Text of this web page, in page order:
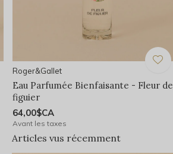
Roger&Gallet
Eau Parfumée Bienfaisante - Fleur de
figuier
64,00$CA
Avant les taxes
Articles vus récemment